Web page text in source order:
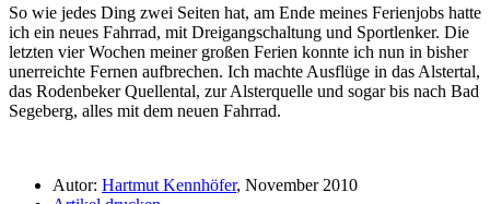
So wie jedes Ding zwei Seiten hat, am Ende meines Ferienjobs hatte
ich ein neues Fahrrad, mit Dreigangschaltung und Sportlenker. Die
letzten vier Wochen meiner großen Ferien konnte ich nun in bisher
unerreichte Fernen aufbrechen. Ich machte Ausflüge in das Alstertal,
das Rodenbeker Quellental, zur Alsterquelle und sogar bis nach Bad
Segeberg, alles mit dem neuen Fahrrad.
Autor: Hartmut Kennhöfer, November 2010